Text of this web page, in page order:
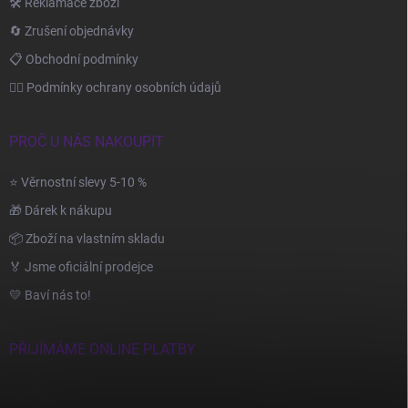
🔄 Zrušení objednávky
📋 Obchodní podmínky
🙆‍♂️ Podmínky ochrany osobních údajů
PROČ U NÁS NAKOUPIT
⭐ Věrnostní slevy 5-10 %
🎁 Dárek k nákupu
📦 Zboží na vlastním skladu
🏅 Jsme oficiální prodejce
💛 Baví nás to!
PŘIJÍMÁME ONLINE PLATBY